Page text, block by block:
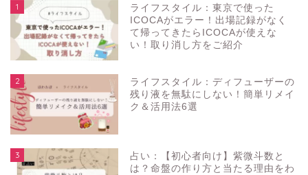
1
ライフスタイル：東京で使った
ICOCAがエラー！出場記録がなく
て帰ってきたらICOCAが使えな
い！取り消し方をご紹介
2
ライフスタイル：ディフューザーの
残り液を無駄にしない！簡単リメイ
ク＆活用法6選
3
占い：【初心者向け】紫微斗数と
は？命盤の作り方と当たる理由をわ